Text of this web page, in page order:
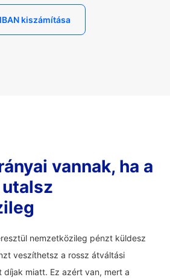
IBAN kiszámítása
vannak, ha a
nemzetközileg pénzt küldesz
veszíthetsz a rossz átváltási
miatt. Ez azért van, mert a